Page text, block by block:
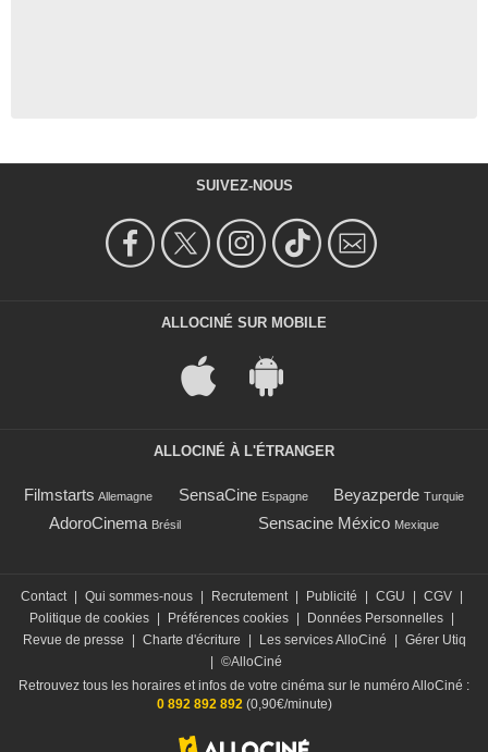
SUIVEZ-NOUS
ALLOCINÉ SUR MOBILE
ALLOCINÉ À L'ÉTRANGER
Filmstarts Allemagne SensaCine Espagne Beyazperde Turquie
AdoroCinema Brésil Sensacine México Mexique
Contact Qui sommes-nous Recrutement Publicité CGU CGV
Politique de cookies
Préférences cookies Données Personnelles
Revue de presse
Charte d'écriture Les services AlloCiné
Gérer Utiq
©AlloCiné
Retrouvez tous les horaires et infos de votre cinéma sur le numéro AlloCiné :
0 892 892 892(0,90€/minute)